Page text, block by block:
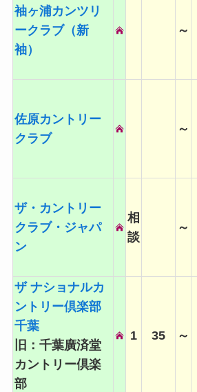
袖ヶ浦カンツリ
ークラブ（新
袖）
～
佐原カントリー
クラブ
～
ザ・カントリー
クラブ・ジャパ
ン
相
談
～
ザ ナショナルカ
ントリー倶楽部
千葉
旧：千葉廣済堂
カントリー倶楽
部
1 35 ～